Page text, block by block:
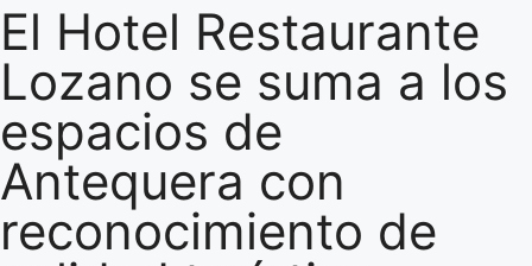
El Hotel Restaurante
Lozano se suma a los
espacios de
Antequera con
reconocimiento de